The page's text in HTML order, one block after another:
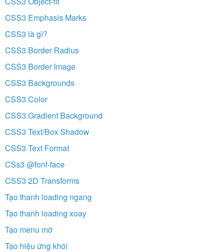
CSS3 Emphasis Marks
CSS3 là gì?
CSS3 Border Radius
CSS3 Border Image
CSS3 Backgrounds
CSS3 Color
CSS3 Gradient Background
CSS3 Text/Box Shadow
CSS3 Text Format
CSs3 @fonf-face
CSS3 2D Transforms
Tạo thanh loading ngang
Tạo thanh loading xoay
Tạo menu mờ
Tạo hiệu ứng khói